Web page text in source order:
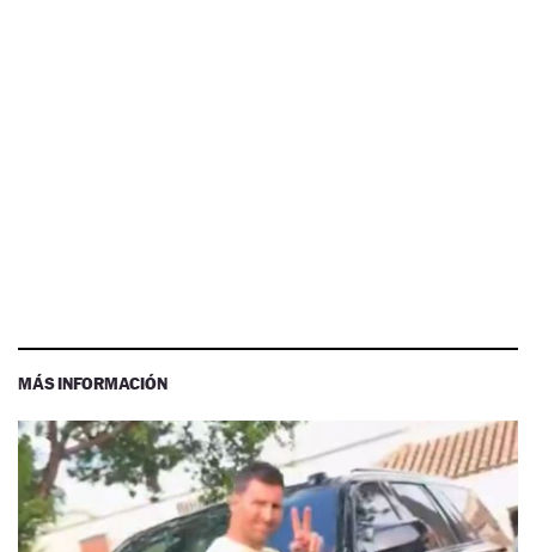
MÁS INFORMACIÓN